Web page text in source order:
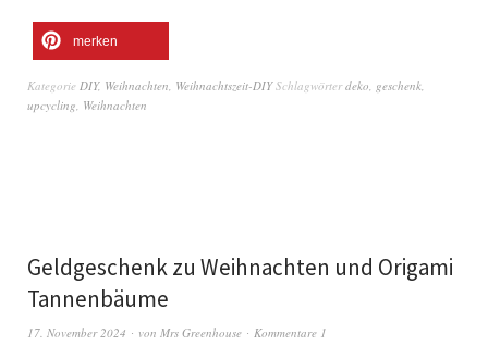
merken
Kategorie DIY, Weihnachten Weihnachtszeit-DIY Schlagwörterdeko geschenk
upcycling Weihnachten
Geldgeschenk zu Weihnachten und Origami
Tannenbäume
17. November 2024 von Mrs Greenhouse Kommentare 1